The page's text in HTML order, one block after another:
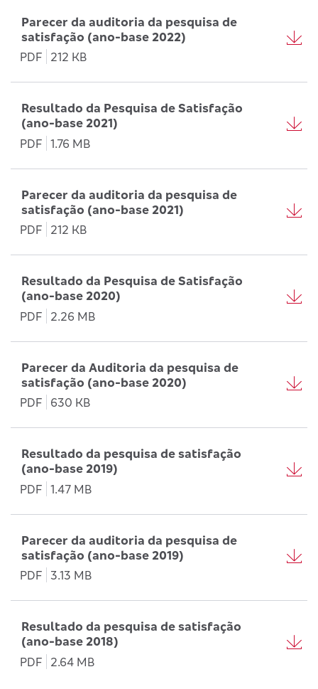
Parecer da auditoria da pesquisa de
satisfação (ano-base 2022)
PDF
212 KB
Resultado da Pesquisa de Satisfação
(ano-base 2021)
PDF 1.76 MB
Parecer da auditoria da pesquisa de
satisfação (ano-base 2021)
PDF
212 KB
Resultado da Pesquisa de Satisfação
(ano-base 2020)
PDF
2.26 MB
Parecer da Auditoria da pesquisa de
satisfação (ano-base 2020)
PDF
630 KB
Resultado da pesquisa de satisfação
(ano-base 2019)
PDF 1.47 MB
Parecer da auditoria da pesquisa de
satisfação (ano-base 2019)
PDF
3.13 MB
Resultado da pesquisa de satisfação
(ano-base 2018)
PDF
2.64 MB